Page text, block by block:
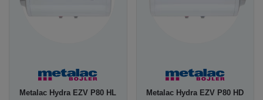
Metalac Hydra EZV P80 HL Metalac Hydra EZV P80 HD